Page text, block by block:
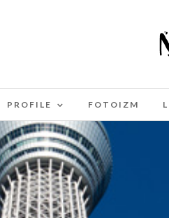
PROFILE FOTOIZM